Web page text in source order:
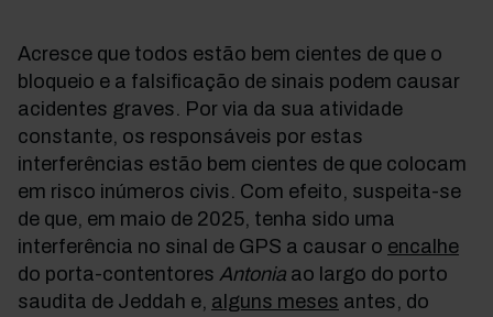
Acresce que todos estão bem cientes de que o
bloqueio e a falsificação de sinais podem causar
acidentes graves. Por via da sua atividade
constante, os responsáveis por estas
interferências estão bem cientes de que colocam
em risco inúmeros civis. Com efeito, suspeita-se
de que, em maio de 2025, tenha sido uma
interferência no sinal de GPS a causar o encalhe
do porta-contentores Antonia ao largo do porto
saudita de Jeddah e, alguns meses antes, do